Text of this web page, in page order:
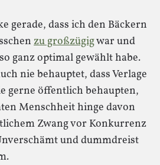
gerade, dass ich den Bäckern
zu großzügigwar und
ganz optimal gewählt habe.
nie behauptet, dass Verlage
gerne öffentlich behaupten,
Menschheit hinge davon
Zwang vor Konkurrenz
und dummdreist